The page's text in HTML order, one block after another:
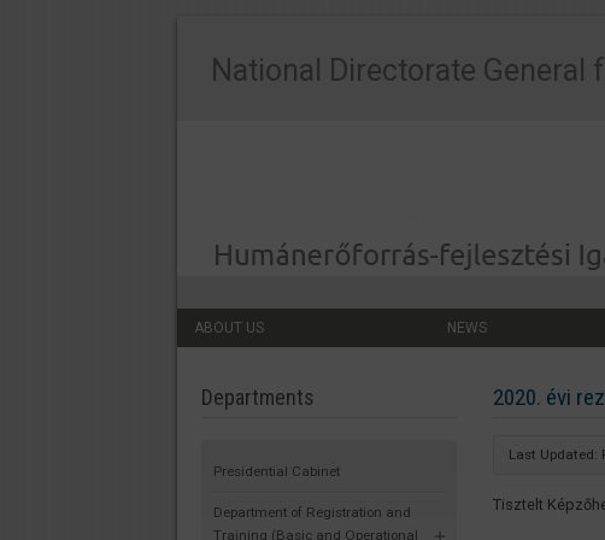
ABOUT US NEWS
National Directorate General
Departments
Presidential Cabinet
Department of Registration and
Training (Basic and Operational
2020. évi
Last Updated:
Tisztelt